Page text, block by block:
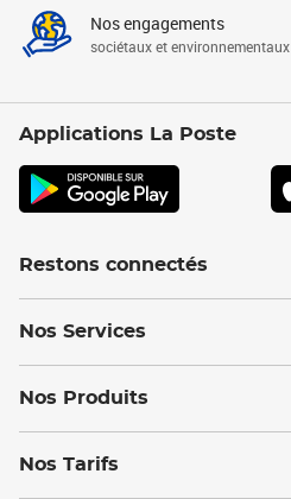
Nos engagements
sociétaux et environnementaux
Applications La Poste
Restons connectés
Nos Services
Nos Produits
Nos Tarifs